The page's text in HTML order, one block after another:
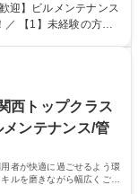
務 ■定期点検のスケジ
■緊急時対応（地震発
！マネジメントへキャ
迎】ビルメンテナンス
業15h程度。プライ
なる方は【応募ボタ
気工事士
西トップクラス
ンテナンス/管
者が快適に過ごせるよう環
ルを磨きながら幅広くご活